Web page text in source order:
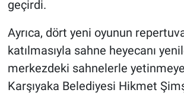
geçirdi.
Ayrıca, dört yeni oyunun
katılmasıyla sahne heyecanı
merkezdeki sahnelerle
Karşıyaka Belediyesi Hikmet